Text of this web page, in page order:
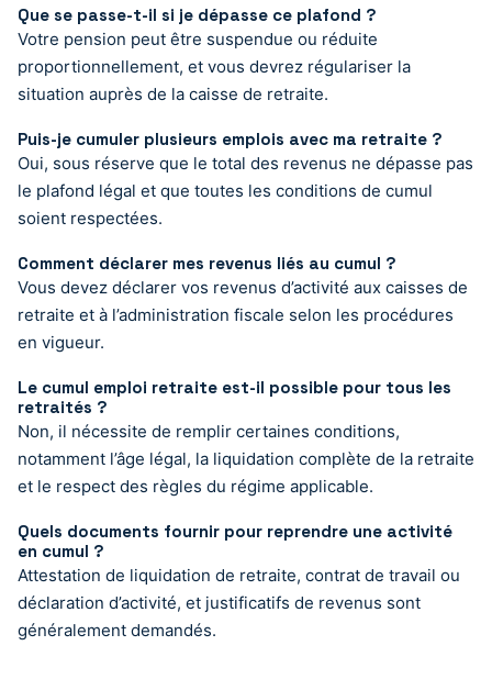
Que se passe-t-il si je dépasse ce plafond ?
Votre pension peut être suspendue ou réduite
proportionnellement, et vous devrez régulariser la
situation auprès de la caisse de retraite.
Puis-je cumuler plusieurs emplois avec ma retraite ?
Oui, sous réserve que le total des revenus ne dépasse pas
le plafond légal et que toutes les conditions de cumul
soient respectées.
Comment déclarer mes revenus liés au cumul ?
Vous devez déclarer vos revenus d’activité aux caisses de
retraite et à l’administration fiscale selon les procédures
en vigueur.
Le cumul emploi retraite est-il possible pour tous les
retraités ?
Non, il nécessite de remplir certaines conditions,
notamment l’âge légal, la liquidation complète de la retraite
et le respect des règles du régime applicable.
Quels documents fournir pour reprendre une activité
en cumul ?
Attestation de liquidation de retraite, contrat de travail ou
déclaration d’activité, et justificatifs de revenus sont
généralement demandés.